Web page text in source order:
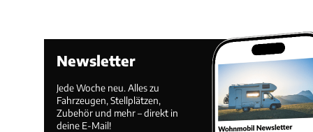
Newsletter
Jede Woche neu. Alles zu
Fahrzeugen, Stellplätzen,
Zubehör und mehr – direkt in
deine E-Mail!